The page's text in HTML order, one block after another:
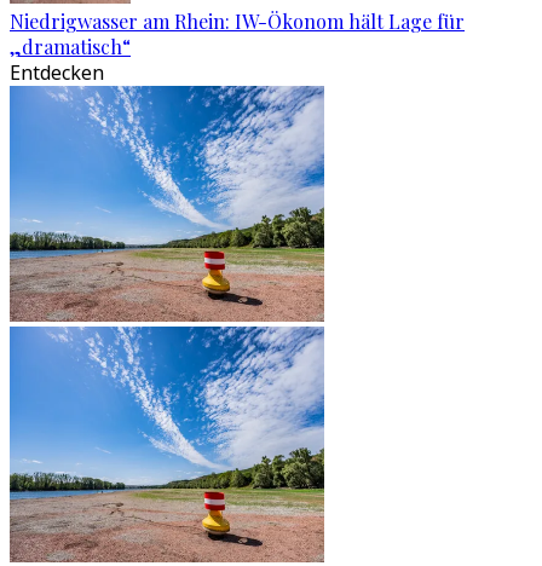
Niedrigwasser am Rhein: IW-Ökonom hält Lage für
„dramatisch“
Entdecken